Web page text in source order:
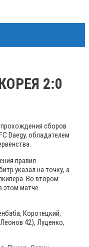
2:0
прохождения сборов
Daegy, обладателем
правил
указал на точку, а
Во втором
этом матче.
Коротецкий,
42), Луценко,